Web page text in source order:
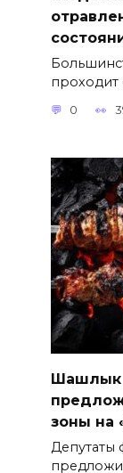
проходит
0
Шашлык
зоны на
Депутаты